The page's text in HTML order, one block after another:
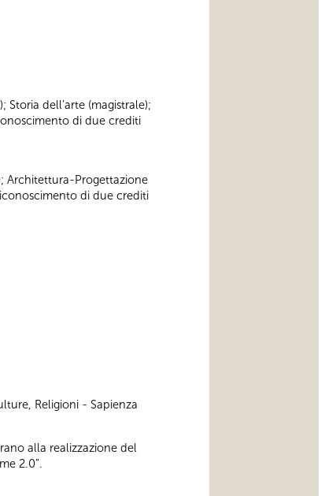
dell’arte (magistrale);
di due crediti
Architettura-Progettazione
di due crediti
Religioni - Sapienza
alla realizzazione del
2.0”.